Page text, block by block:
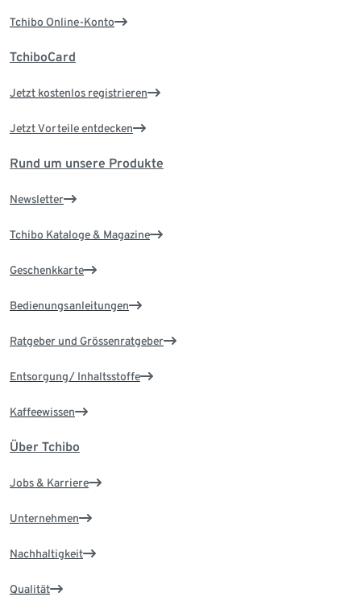
Tchibo Online-Konto
TchiboCard
Jetzt kostenlos registrieren
Jetzt Vorteile entdecken
Rund um unsere Produkte
Newsletter
Tchibo Kataloge & Magazine
Geschenkkarte
Bedienungsanleitungen
Ratgeber und Grössenratgeber
Entsorgung/ Inhaltsstoffe
Kaffeewissen
Über Tchibo
Jobs & Karriere
Unternehmen
Nachhaltigkeit
Qualität